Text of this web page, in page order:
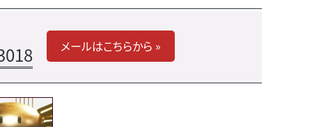
メールはこちらから »